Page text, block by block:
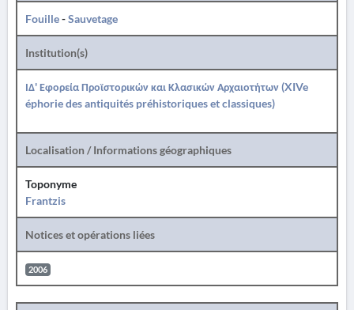
Fouille-Sauvetage
Institution(s)
ΙΔ' Εφορεία Προϊστορικών και Κλασικών Αρχαιοτήτων (XIVe
éphorie des antiquités préhistoriques et classiques)
Localisation / Informations géographiques
Toponyme
Frantzis
Notices et opérations liées
2006